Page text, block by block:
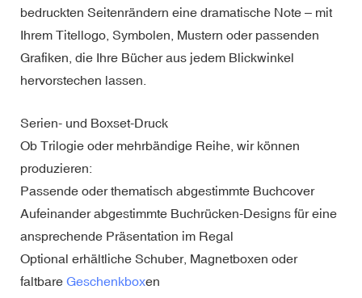
bedruckten Seitenrändern eine dramatische Note – mit
Ihrem Titellogo, Symbolen, Mustern oder passenden
Grafiken, die Ihre Bücher aus jedem Blickwinkel
hervorstechen lassen.
Serien- und Boxset-Druck
Ob Trilogie oder mehrbändige Reihe, wir können
produzieren:
Passende oder thematisch abgestimmte Buchcover
Aufeinander abgestimmte Buchrücken-Designs für eine
ansprechende Präsentation im Regal
Optional erhältliche Schuber, Magnetboxen oder
faltbare Geschenkboxen